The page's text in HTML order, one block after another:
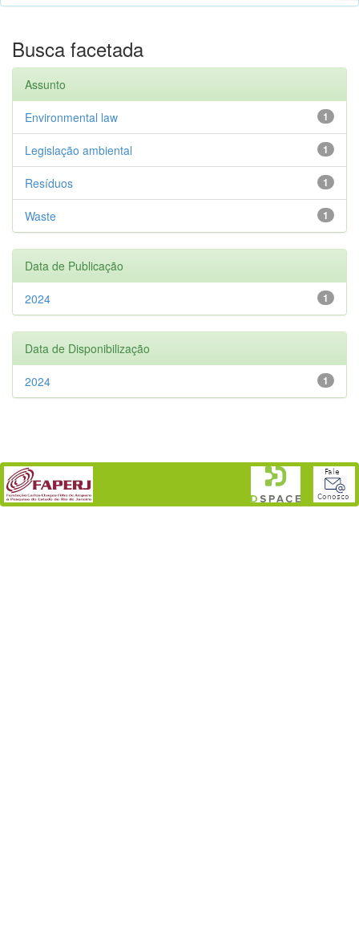
Busca facetada
Assunto
1
Environmental law
1
Legislação ambiental
1
Resíduos
1
Waste
Data de Publicação
1
2024
Data de Disponibilização
1
2024